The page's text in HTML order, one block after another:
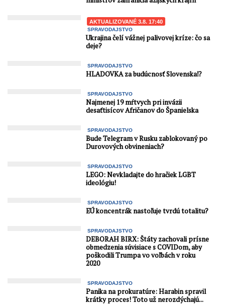
AKTUALIZOVANÉ 3.8. 17:40
SPRAVODAJSTVO
Ukrajina čelí vážnej palivovej kríze: čo sa
deje?
SPRAVODAJSTVO
HLADOVKA za budúcnosť Slovenska⁉️
SPRAVODAJSTVO
Najmenej 19 mŕtvych pri invázii
desaťtisícov Afričanov do Španielska
SPRAVODAJSTVO
Bude Telegram v Rusku zablokovaný po
Durovových obvineniach?
SPRAVODAJSTVO
LEGO: Nevkladajte do hračiek LGBT
ideológiu!
SPRAVODAJSTVO
EÚ koncentrák nastoľuje tvrdú totalitu?
SPRAVODAJSTVO
DEBORAH BIRX: Štáty zachovali prísne
obmedzenia súvisiace s COVIDom, aby
poškodili Trumpa vo voľbách v roku
2020
SPRAVODAJSTVO
Panika na prokuratúre: Harabin spravil
krátky proces! Toto už nerozdýchajú...